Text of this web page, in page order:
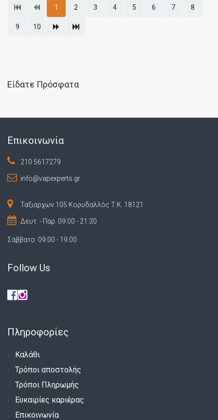
1 2 3 4 5 6 7 8
9 10
Είδατε Πρόσφατα
Επικοινωνία
210 5617279
info@vapexperts.gr
Ταξιαρχών 105 Κορυδαλλός Τ.Κ. 18121
Δευτ. - Παρ. 09:00 - 21:30
Σάββατο: 09:00 - 19:00
Follow Us
Πληροφορίες
Καλάθι
Τρόποι αποστολής
Τρόποι Πληρωμής
Ευκαιρίες καριέρας
Επικοινωνία